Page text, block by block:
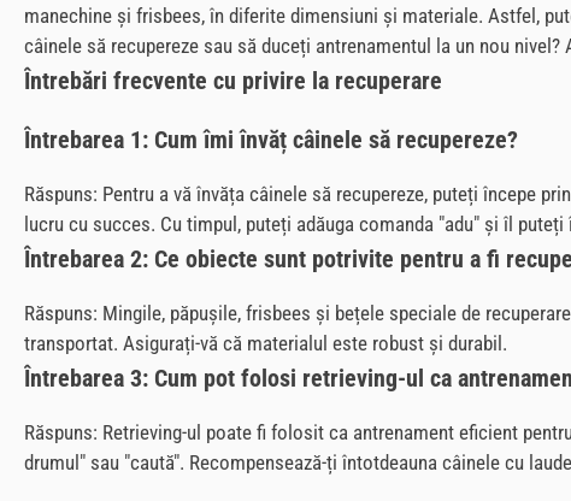
manechine și frisbees, în diferite dimensiuni și materiale. Astfel,
câinele să recupereze sau să duceți antrenamentul la un nou
Întrebări frecvente cu privire la recuperare
Întrebarea 1: Cum îmi învăț câinele să recupereze?
Răspuns: Pentru a vă învăța câinele să recupereze, puteți începe
lucru cu succes. Cu timpul, puteți adăuga comanda "adu" și îl
Întrebarea 2: Ce obiecte sunt potrivite pentru a fi
Răspuns: Mingile, păpușile, frisbees și bețele speciale de
transportat. Asigurați-vă că materialul este robust și durabil.
Întrebarea 3: Cum pot folosi retrieving-ul ca
Răspuns: Retrieving-ul poate fi folosit ca antrenament eficient
drumul" sau "caută". Recompensează-ți întotdeauna câinele cu